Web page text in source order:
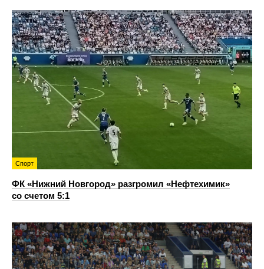
Спорт
ФК «Нижний Новгород» разгромил «Нефтехимик»
со счетом 5:1